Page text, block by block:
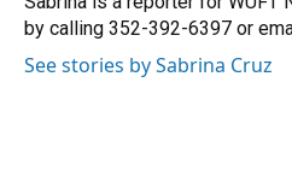
k
n
by calling 352-392-6397 or
See stories by Sabrina Cruz